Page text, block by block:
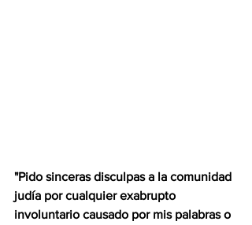
"Pido sinceras disculpas a la comunidad
judía por cualquier exabrupto
involuntario causado por mis palabras o